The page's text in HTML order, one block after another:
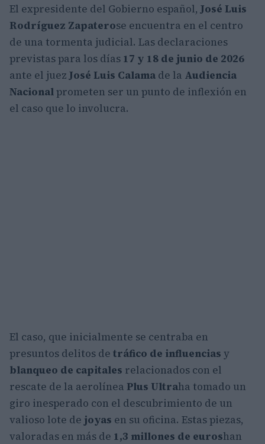
El expresidente del Gobierno español,José Luis
Rodríguez Zapaterose encuentra en el centro
de una tormenta judicial. Las declaraciones
previstas para los días 17 y 18 de junio de 2026
ante el juezJosé Luis Calama de la Audiencia
Nacionalprometen ser un punto de inflexión en
el caso que lo involucra.
El caso, que inicialmente se centraba en
presuntos delitos de tráfico de influencias y
blanqueo de capitales relacionados con el
rescate de la aerolínea Plus Ultraha tomado un
giro inesperado con el descubrimiento de un
valioso lote de joyas en su oficina. Estas piezas,
valoradas en más de 1,3 millones de euroshan